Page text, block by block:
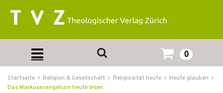
0
Startseite Religion & Gesellschaft Religiosität heute
Heute glauben
Das Markusevangelium heute lesen